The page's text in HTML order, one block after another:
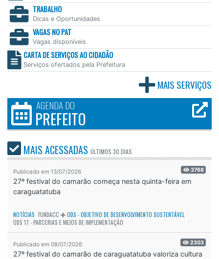
TRABALHO
Dicas e Oportunidades
VAGAS NO PAT
Vagas disponíveis
CARTA DE SERVIÇOS AO CIDADÃO
Serviços ofertados pela Prefeitura
MAIS SERVIÇOS
AGENDA DO
PREFEITO
MAIS ACESSADAS ÚLTIMOS 30 DIAS
Publicado em 13/07/2026 3768
27º festival do camarão começa nesta quinta-feira em
caraguatatuba
NOTÍCIAS FUNDACC
ODS - OBJETIVO DE DESENVOLVIMENTO SUSTENTÁVEL
ODS 17 - PARCERIAS E MEIOS DE IMPLEMENTAÇÃO
Publicado em 08/07/2026 2303
27º festival do camarão de caraguatatuba valoriza cultura